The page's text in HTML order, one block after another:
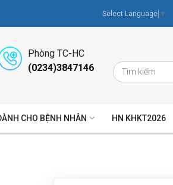
Select Language ▼
Phòng TC-HC
(0234)3847146
CHO BỆNH NHÂN HN KHKT2026